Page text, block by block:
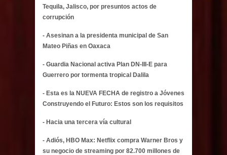
Tequila, Jalisco, por presuntos actos de
corrupción
- Asesinan a la presidenta municipal de San
Mateo Piñas en Oaxaca
- Guardia Nacional activa Plan DN-III-E para
Guerrero por tormenta tropical Dalila
- Esta es la NUEVA FECHA de registro a Jóvenes
Construyendo el Futuro: Estos son los requisitos
- Hacia una tercera vía cultural
- Adiós, HBO Max: Netflix compra Warner Bros y
su negocio de streaming por 82.700 millones de